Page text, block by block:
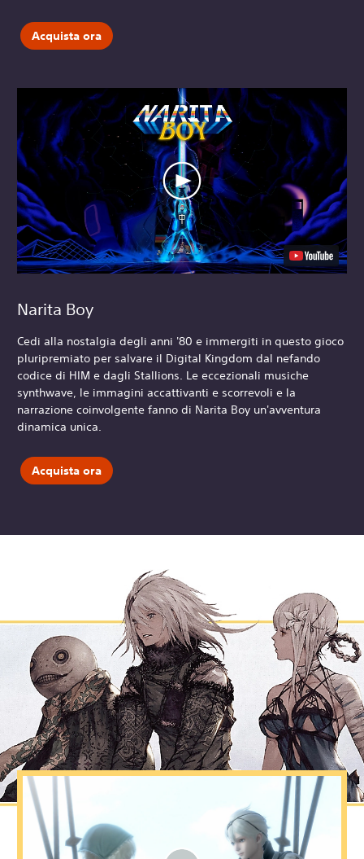
Acquista ora
Narita Boy
Cedi alla nostalgia degli anni '80 e immergiti in questo gioco
pluripremiato per salvare il Digital Kingdom dal nefando
codice di HIM e dagli Stallions. Le eccezionali musiche
synthwave, le immagini accattivanti e scorrevoli e la
narrazione coinvolgente fanno di Narita Boy un'avventura
dinamica unica.
Acquista ora